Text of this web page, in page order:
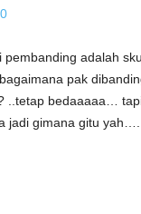
pembanding adalah
pak
..tetap bedaaaaa…
jadi gimana gitu